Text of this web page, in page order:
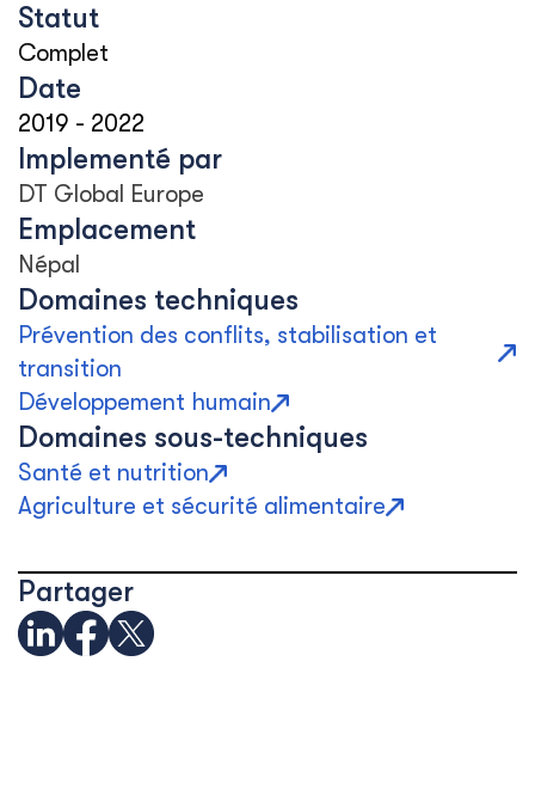
Statut
Complet
Date
2019 - 2022
Implementé par
DT Global Europe
Emplacement
Népal
Domaines techniques
Prévention des conflits, stabilisation et
transition
Développement humain
Domaines sous-techniques
Santé et nutrition
Agriculture et sécurité alimentaire
Partager